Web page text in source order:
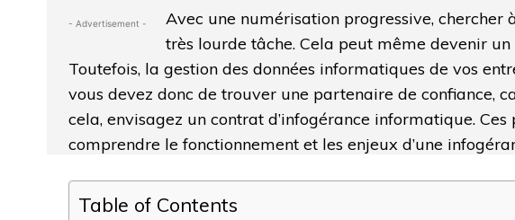
- Advertisement -
Avec une numérisation progressive, chercher
très lourde tâche. Cela peut même devenir
Toutefois, la gestion des données informatiques de vos
vous devez donc de trouver une partenaire de confiance,
cela, envisagez un contrat d’infogérance informatique.
comprendre le fonctionnement et les enjeux d’une
Table of Contents